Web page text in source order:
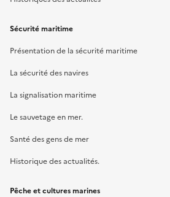
Sécurité maritime
Présentation de la sécurité maritime
La sécurité des navires
La signalisation maritime
Le sauvetage en mer.
Santé des gens de mer
Historique des actualités.
Pêche et cultures marines